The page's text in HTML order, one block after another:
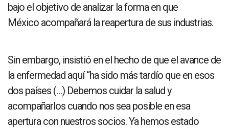
bajo el objetivo de analizar la forma en que
México acompañará la reapertura de sus industrias.
Sin embargo, insistió en el hecho de que el avance de
la enfermedad aquí “ha sido más tardío que en esos
dos países (…) Debemos cuidar la salud y
acompañarlos cuando nos sea posible en esa
apertura con nuestros socios. Ya hemos estado